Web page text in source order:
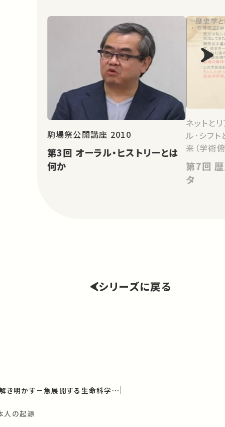
駒場祭公開講座 2010
第3回 オーラル・ヒストリーとは
何か
ネットと
ル･シフト
来（学術
第7回 歴史学を支えるコンピュー
タ
シリーズに戻る
「いのち」のシステムを解き明かす－急展開する生命科学（学術俯瞰講義）
人の起源